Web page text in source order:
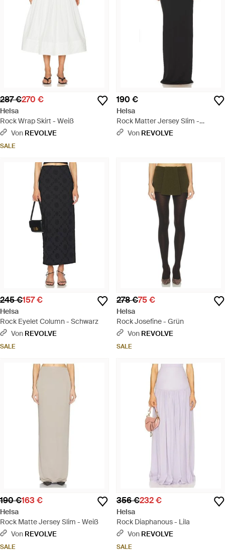
287 €270 €
Helsa
Rock Wrap Skirt - Weiß
Von REVOLVE
SALE
190 €
Helsa
Rock Matter Jersey Slim -
Schwarz
Von REVOLVE
245 €157 €
Helsa
Rock Eyelet Column - Schwarz
Von REVOLVE
SALE
278 €75 €
Helsa
Rock Josefine - Grün
Von REVOLVE
SALE
190 €163 €
Helsa
Rock Matte Jersey Slim - Weiß
Von REVOLVE
SALE
356 €232 €
Helsa
Rock Diaphanous - Lila
Von REVOLVE
SALE